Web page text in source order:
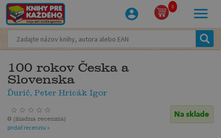
0
100 rokov Česka a
Slovenska
Ďurič, Peter Hricák Igor
Na sklade
0 (žiadna recenzia)
pridať recenziu »